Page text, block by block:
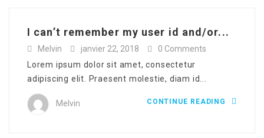
I can’t remember my user id and/or...
Melvin janvier 22, 2018
0 Comments
Lorem ipsum dolor sit amet, consectetur
adipiscing elit. Praesent molestie, diam id...
Melvin CONTINUE READING